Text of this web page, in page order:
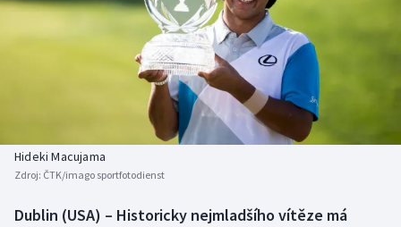
Baseball a softbal
Biatlon
Aplikace ČT sport
Hideki Macujama
Zdroj: ČTK/imago sportfotodienst
Dublin (USA) – Historicky nejmladšího vítěze má